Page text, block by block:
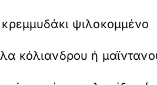
ψιλοκομμένο
κόλιανδρου ή